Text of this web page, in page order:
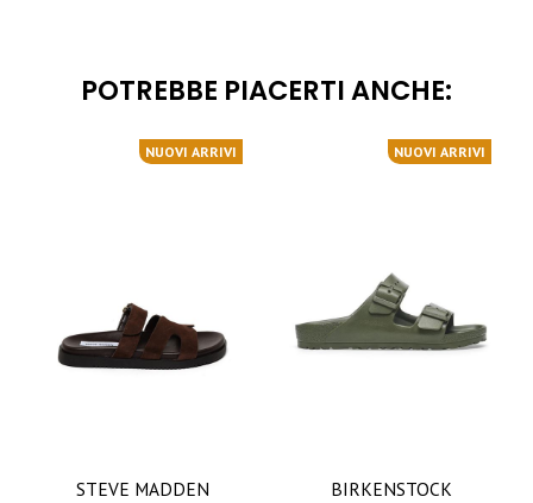
POTREBBE PIACERTI ANCHE:
NUOVI ARRIVI
STEVE MADDEN
NUOVI ARRIVI
BIRKENSTOCK